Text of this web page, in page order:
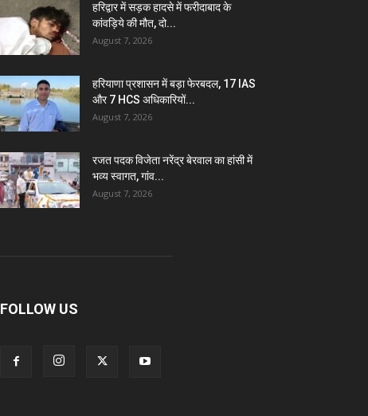
हरिद्वार में सड़क हादसे में फरीदाबाद के
कांवड़िये की मौत, दो...
August 7, 2026
हरियाणा प्रशासन में बड़ा फेरबदल, 17 IAS
और 7 HCS अधिकारियों...
August 7, 2026
रजत पदक विजेता नरेंद्र बेरवाल का हांसी में
भव्य स्वागत, गांव...
August 7, 2026
FOLLOW US